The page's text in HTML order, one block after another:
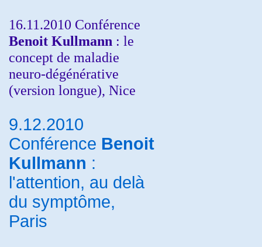
16.11.2010 Conférence
Benoit Kullmann : le
concept de maladie
neuro-dégénérative
(version longue), Nice
9.12.2010
Conférence Benoit
Kullmann :
l'attention, au delà
du symptôme,
Paris